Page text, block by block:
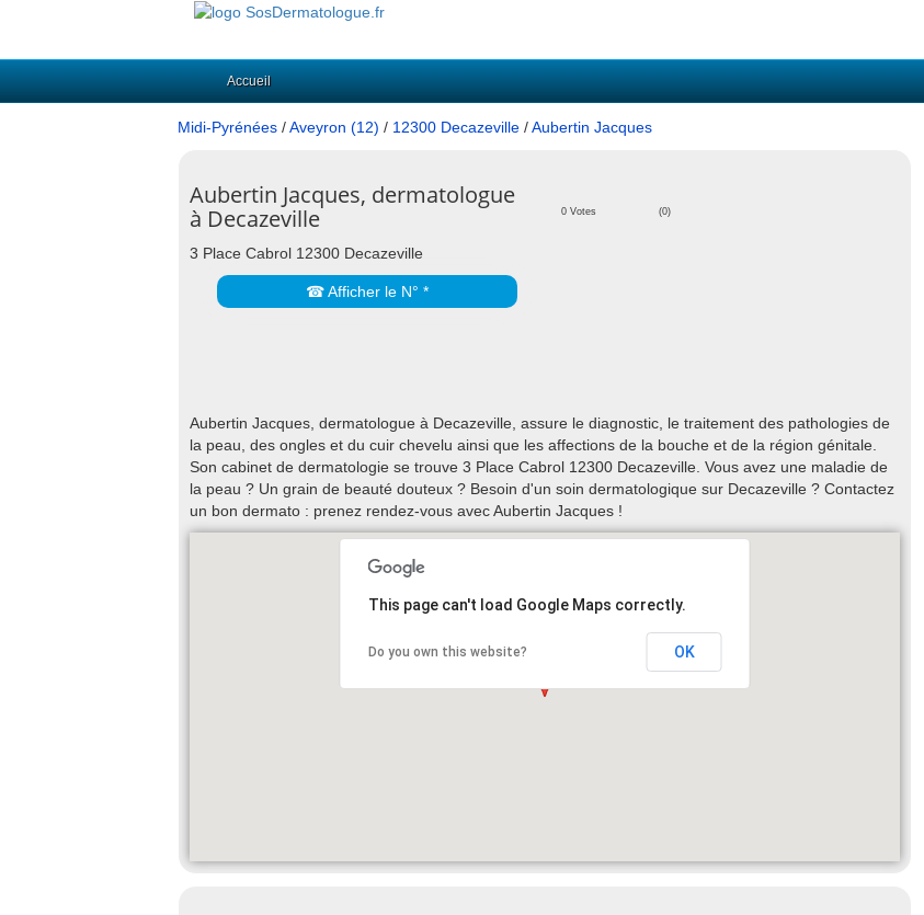
Accueil
Midi-Pyrénées /Aveyron (12) / 12300 Decazeville /Aubertin Jacques
Aubertin Jacques, dermatologue
à Decazeville
0 Votes (0)
3 Place Cabrol 12300 Decazeville
☎ Afficher le N° *
Aubertin Jacques, dermatologue à Decazeville, assure le diagnostic, le traitement des pathologies de
la peau, des ongles et du cuir chevelu ainsi que les affections de la bouche et de la région génitale.
Son cabinet de dermatologie se trouve 3 Place Cabrol 12300 Decazeville. Vous avez une maladie de
la peau ? Un grain de beauté douteux ? Besoin d'un soin dermatologique sur Decazeville ? Contactez
un bon dermato : prenez rendez-vous avec Aubertin Jacques !
This page can't load Google Maps correctly.
Do you own this website? OK